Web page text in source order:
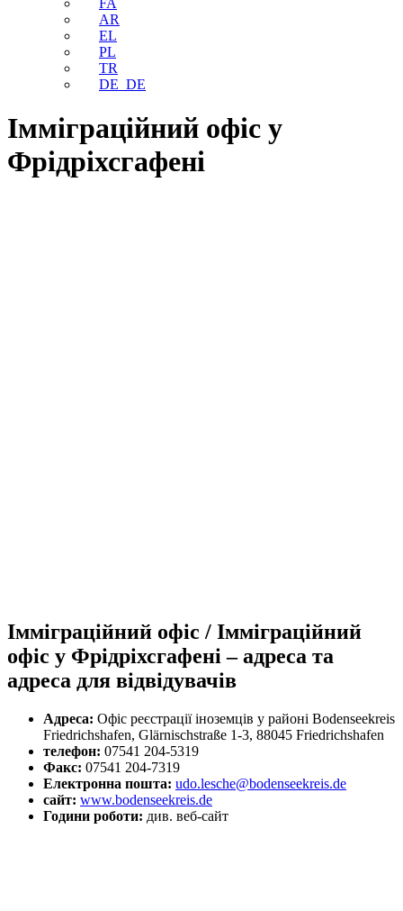
FA
AR
EL
PL
TR
DE_DE
Імміграційний офіс у
Фрідріхсгафені
Імміграційний офіс / Імміграційний
офіс у Фрідріхсгафені – адреса та
адреса для відвідувачів
Адреса: Офіс реєстрації іноземців у районі Bodenseekreis
Friedrichshafen, Glärnischstraße 1-3, 88045 Friedrichshafen
телефон: 07541 204-5319
Факс: 07541 204-7319
Електронна пошта: udo.lesche@bodenseekreis.de
сайт: www.bodenseekreis.de
Години роботи: див. веб-сайт